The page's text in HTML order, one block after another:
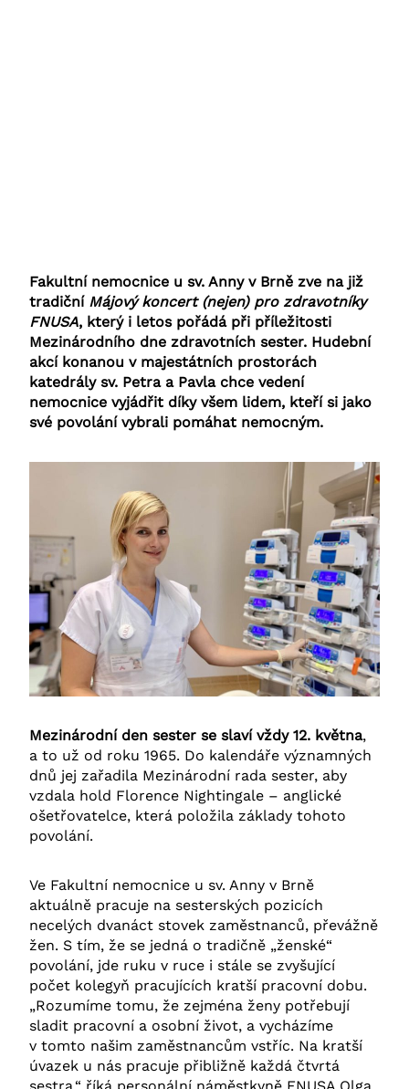
Fakultní nemocnice u sv. Anny v Brně zve na již
tradiční Májový koncert (nejen) pro zdravotníky
FNUSA, který i letos pořádá při příležitosti
Mezinárodního dne zdravotních sester. Hudební
akcí konanou v majestátních prostorách
katedrály sv. Petra a Pavla chce vedení
nemocnice vyjádřit díky všem lidem, kteří si jako
své povolání vybrali pomáhat nemocným.
Mezinárodní den sester se slaví vždy 12. května,
a to už od roku 1965. Do kalendáře významných
dnů jej zařadila Mezinárodní rada sester, aby
vzdala hold Florence Nightingale – anglické
ošetřovatelce, která položila základy tohoto
povolání.
Ve Fakultní nemocnice u sv. Anny v Brně
aktuálně pracuje na sesterských pozicích
necelých dvanáct stovek zaměstnanců, převážně
žen. S tím, že se jedná o tradičně „ženské“
povolání, jde ruku v ruce i stále se zvyšující
počet kolegyň pracujících kratší pracovní dobu.
„Rozumíme tomu, že zejména ženy potřebují
sladit pracovní a osobní život, a vycházíme
v tomto našim zaměstnancům vstříc. Na kratší
úvazek u nás pracuje přibližně každá čtvrtá